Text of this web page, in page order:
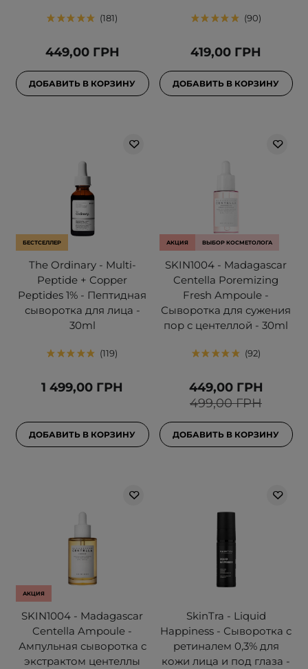
181
449,00 ГРН
ДОБАВИТЬ В КОРЗИНУ
90
419,00 ГРН
ДОБАВИТЬ В КОРЗИНУ
БЕСТСЕЛЛЕР
The Ordinary - Multi-
Peptide + Copper
Peptides 1% - Пептидная
сыворотка для лица -
30ml
119
1 499,00 ГРН
ДОБАВИТЬ В КОРЗИНУ
АКЦИЯ ВЫБОР КОСМЕТОЛОГА
SKIN1004 - Madagascar
Centella Poremizing
Fresh Ampoule -
Сыворотка для сужения
пор с центеллой - 30ml
92
499,00 ГРН
449,00 ГРН
ДОБАВИТЬ В КОРЗИНУ
АКЦИЯ
SKIN1004 - Madagascar
Centella Ampoule -
Ампульная сыворотка с
экстрактом центеллы
SkinTra - Liquid
Happiness - Сыворотка с
ретиналем 0,3% для
кожи лица и под глаза -